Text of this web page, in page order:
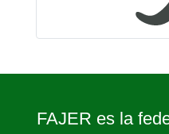
FAJER es la